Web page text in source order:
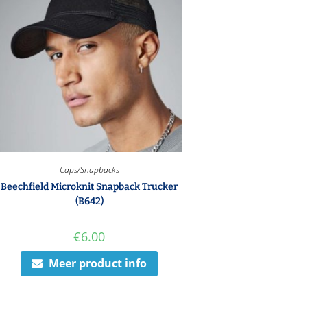
Caps/Snapbacks
Beechfield Microknit Snapback Trucker
(B642)
€6.00
Meer product info